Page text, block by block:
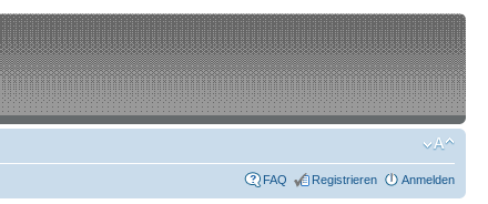
FAQ Registrieren Anmelden